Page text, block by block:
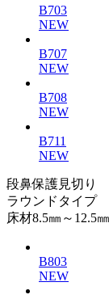
B703
NEW
B707
NEW
B708
NEW
B711
NEW
段鼻保護見切り
ラウンドタイプ
床材8.5㎜～12.5
B803
NEW